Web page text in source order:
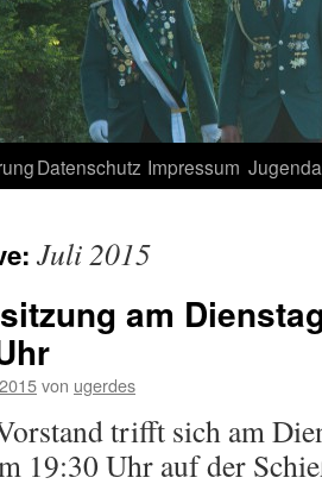
Datenschutz Impressum
Juli 2015
am
von ugerdes
trifft sich am
19:30 Uhr auf der